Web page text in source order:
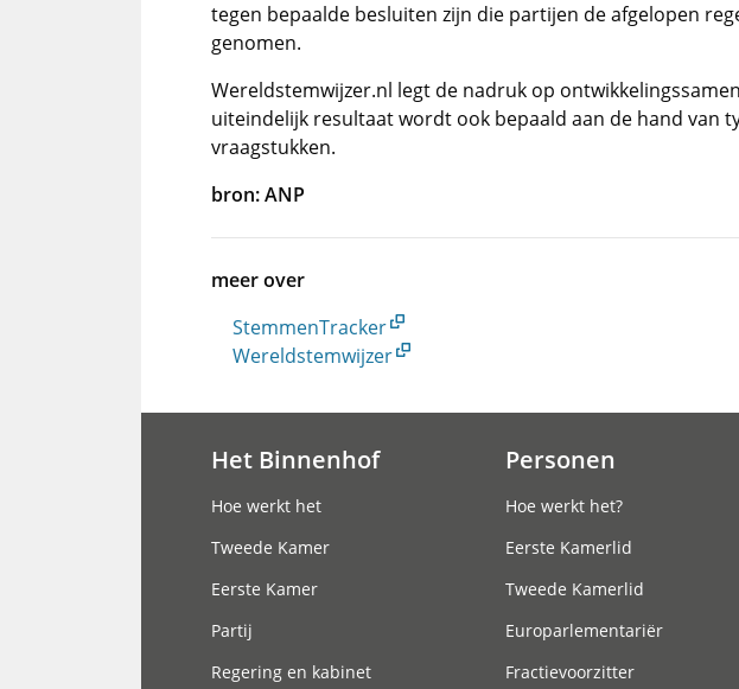
tegen bepaalde besluiten zijn die partijen de afgelopen
genomen.
Wereldstemwijzer.nl legt de nadruk op
uiteindelijk resultaat wordt ook bepaald aan de hand van
vraagstukken.
bron: ANP
meer over
StemmenTracker
Wereldstemwijzer
Het Binnenhof
Hoe werkt het
Tweede Kamer
Eerste Kamer
Partij
Regering en kabinet
Personen
Hoe werkt het?
Eerste Kamerlid
Tweede Kamerlid
Europarlementariër
Fractievoorzitter